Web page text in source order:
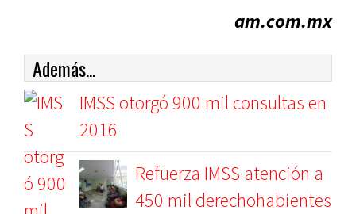
am.com.mx
Además...
IMSS otorgó 900 mil consultas en
2016
Refuerza IMSS atención a
450 mil derechohabientes